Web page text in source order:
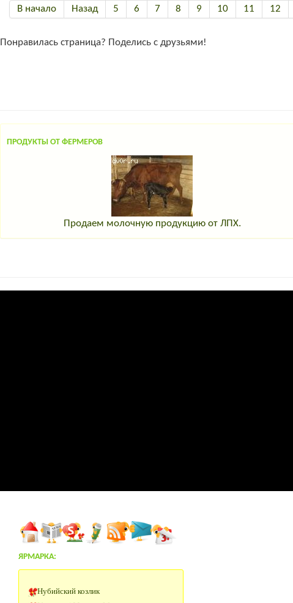
В начало Назад 5 6 7 8 9 10 11 12
Понравилась страница? Поделись с друзьями!
ПРОДУКТЫ ОТ ФЕРМЕРОВ
Продаем молочную продукцию от ЛПХ.
ЯРМАРКА: